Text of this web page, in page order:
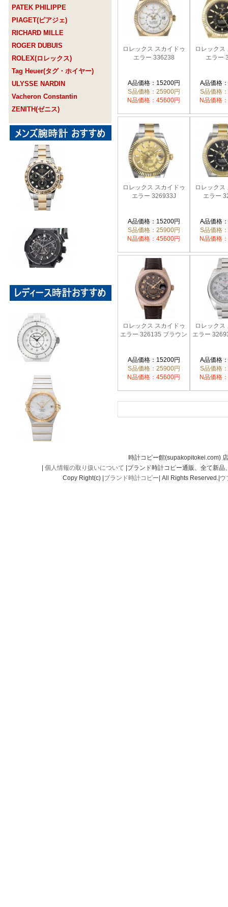
PATEK PHILIPPE
PIAGET(ピアジェ)
RICHARD MILLE
ROGER DUBUIS
ROLEX(ロレックス)
Tag Heuer(タグ・ホイヤー)
ULYSSE NARDIN
Vacheron Constantin
ZENITH(ゼニス)
ロレックス スカイドゥ
エラー 336238
A品価格：15200円
S品価格：25900円
N品価格：45600円
ロレックス
エラー
A品価格
S品価格
N品価格
ロレックス スカイドゥ
エラー 326933J
A品価格：15200円
S品価格：25900円
N品価格：45600円
ロレックス
エラー
A品価格
S品価格
N品価格
ロレックス スカイドゥ
エラー 326135 ブラウン
A品価格：15200円
S品価格：25900円
N品価格：45600円
ロレックス
エラー
A品価格
S品価格
N品価格
時計コピー館(supakopitokei.com)
個人情報の取り扱いについて |ブランド時計コピー通販、全て新
Copy Right(c) | ブランド時計コピー | All Rights Reserved.| ウ